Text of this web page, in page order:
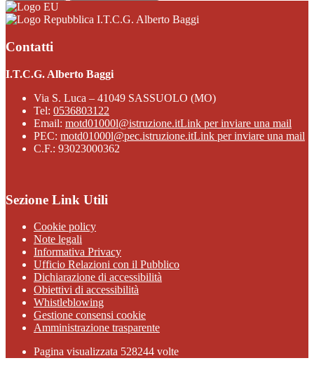
I.T.C.G. Alberto Baggi
Contatti
I.T.C.G. Alberto Baggi
Via S. Luca – 41049 SASSUOLO (MO)
Tel: 0536803122
Email: motd01000l@istruzione.itLink per inviare una mail
PEC: motd01000l@pec.istruzione.itLink per inviare una mail
C.F.: 93023000362
Sezione Link Utili
Cookie policy
Note legali
Informativa Privacy
Ufficio Relazioni con il Pubblico
Dichiarazione di accessibilità
Obiettivi di accessibilità
Whistleblowing
Gestione consensi cookie
Amministrazione trasparente
Pagina visualizzata 528244 volte